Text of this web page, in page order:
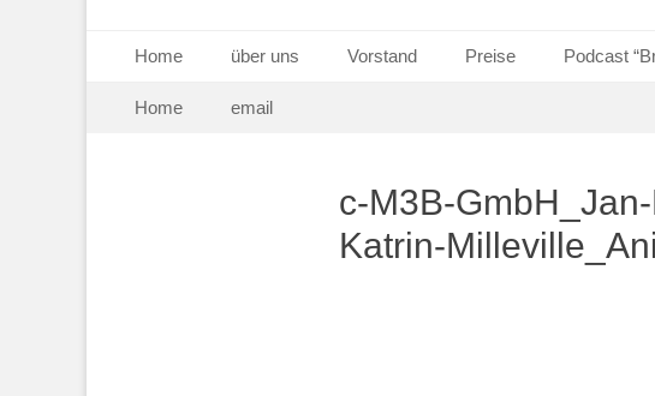
Primary Menu
Home über uns Vorstand Preise Podcast
Secondary Menu
Home email
c-M3B-
Katrin-